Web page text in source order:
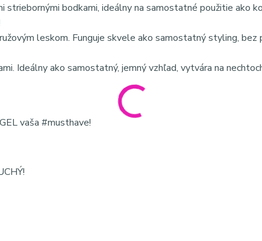
bodkami, ideálny na samostatné použitie ako
leskom. Funguje skvele ako samostatný styling,
Ideálny ako samostatný, jemný vzhľad, vytvára na
vaša #musthave!